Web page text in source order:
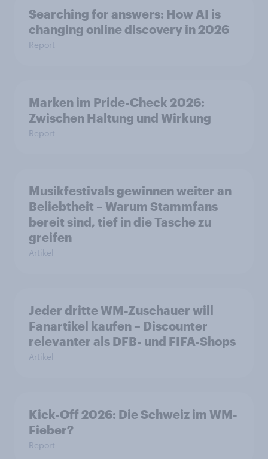
Searching for answers: How AI is
changing online discovery in 2026
Report
Marken im Pride-Check 2026:
Zwischen Haltung und Wirkung
Report
Musikfestivals gewinnen weiter an
Beliebtheit – Warum Stammfans
bereit sind, tief in die Tasche zu
greifen
Artikel
Jeder dritte WM-Zuschauer will
Fanartikel kaufen – Discounter
relevanter als DFB- und FIFA-Shops
Artikel
Kick-Off 2026: Die Schweiz im WM-
Fieber?​
Report